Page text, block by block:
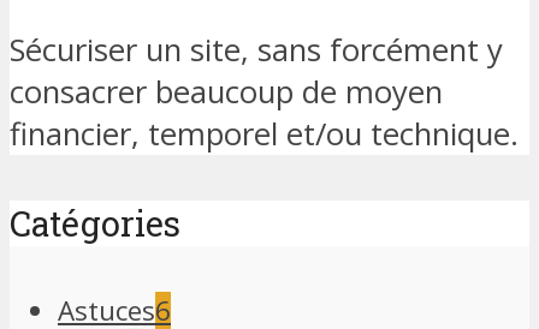
Sécuriser un site, sans forcément y
consacrer beaucoup de moyen
financier, temporel et/ou technique.
Catégories
Astuces6